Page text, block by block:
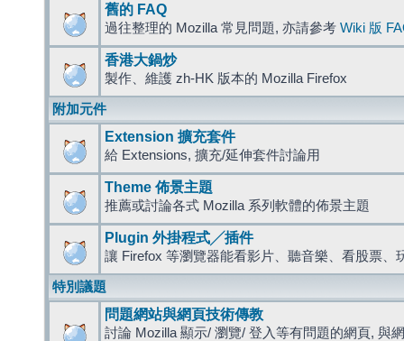
舊的 FAQ
過往整理的 Mozilla 常見問題, 亦請參考 Wiki 版
香港大鍋炒
製作、維護 zh-HK 版本的 Mozilla Firefox
附加元件
Extension 擴充套件
給 Extensions, 擴充/延伸套件討論用
Theme 佈景主題
推薦或討論各式 Mozilla 系列軟體的佈景主題
Plugin 外掛程式╱插件
讓 Firefox 等瀏覽器能看影片、聽音樂、看股票、
特別議題
問題網站與網頁技術傳教
討論 Mozilla 顯示/ 瀏覽/ 登入等有問題的網頁, 與